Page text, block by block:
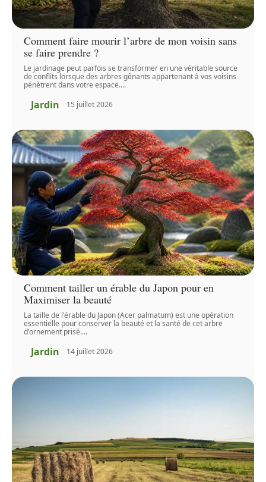
Comment faire mourir l’arbre de mon voisin sans
se faire prendre ?
Le jardinage peut parfois se transformer en une véritable source
de conflits lorsque des arbres gênants appartenant à vos voisins
pénètrent dans votre espace.…
Jardin 15 juillet 2026
Comment tailler un érable du Japon pour en
Maximiser la beauté
La taille de l'érable du Japon (Acer palmatum) est une opération
essentielle pour conserver la beauté et la santé de cet arbre
d'ornement prisé.…
Jardin 14 juillet 2026